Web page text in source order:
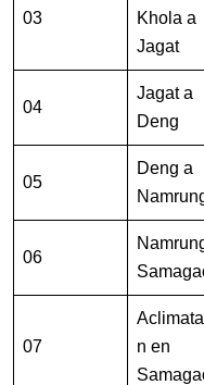
03
Khola a
Jagat
04
Jagat a
Deng
05
Deng a
06
07
n en